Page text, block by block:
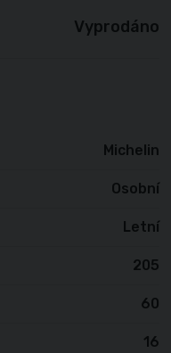
Vyprodáno
Michelin
Osobní
Letní
205
60
16